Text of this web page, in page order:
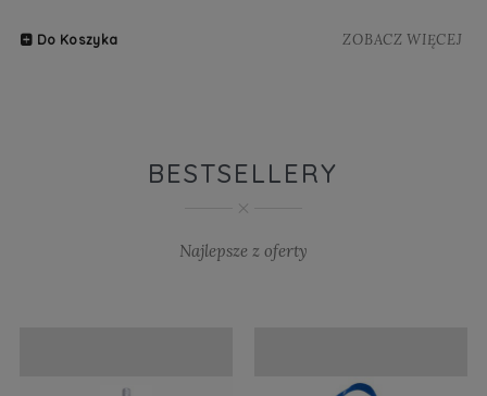
Do Koszyka ZOBACZ WIĘCEJ
BESTSELLERY
Najlepsze z oferty